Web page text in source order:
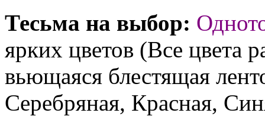
Тесьма на выбор:
ярких цветов (Все цвета
вьющаяся блестящая
Серебряная, Красная,